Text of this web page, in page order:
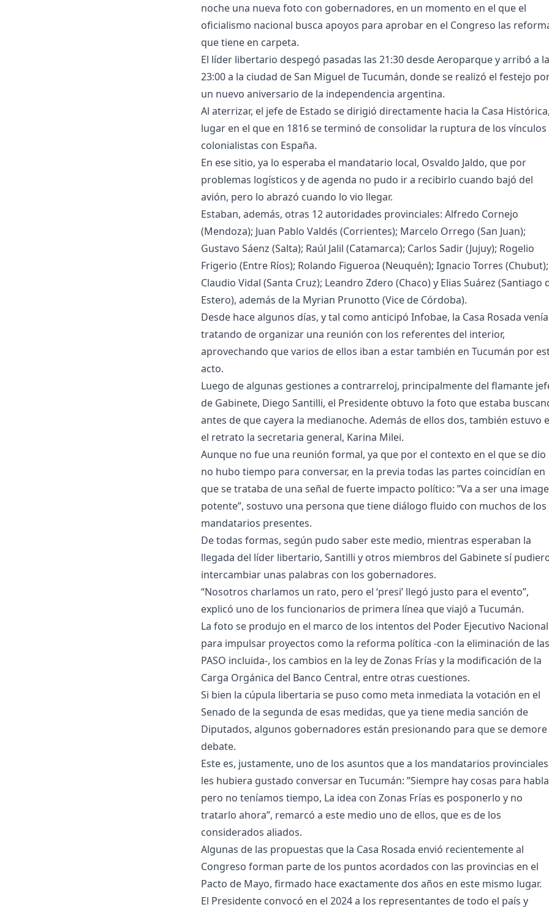
noche una nueva foto con gobernadores, en un momento en el que el
oficialismo nacional busca apoyos para aprobar en el Congreso las
que tiene en carpeta.
El líder libertario despegó pasadas las 21:30 desde Aeroparque y arribó a
23:00 a la ciudad de San Miguel de Tucumán, donde se realizó el festejo
un nuevo aniversario de la independencia argentina.
Al aterrizar, el jefe de Estado se dirigió directamente hacia la Casa Histórica,
lugar en el que en 1816 se terminó de consolidar la ruptura de los vínculos
colonialistas con España.
En ese sitio, ya lo esperaba el mandatario local, Osvaldo Jaldo, que por
problemas logísticos y de agenda no pudo ir a recibirlo cuando bajó del
avión, pero lo abrazó cuando lo vio llegar.
Estaban, además, otras 12 autoridades provinciales: Alfredo Cornejo
(Mendoza); Juan Pablo Valdés (Corrientes); Marcelo Orrego (San Juan);
Gustavo Sáenz (Salta); Raúl Jalil (Catamarca); Carlos Sadir (Jujuy); Rogelio
Frigerio (Entre Ríos); Rolando Figueroa (Neuquén); Ignacio Torres (Chubut);
Claudio Vidal (Santa Cruz); Leandro Zdero (Chaco) y Elias Suárez (Santiago
Estero), además de la Myrian Prunotto (Vice de Córdoba).
Desde hace algunos días, y tal como anticipó Infobae, la Casa Rosada venía
tratando de organizar una reunión con los referentes del interior,
aprovechando que varios de ellos iban a estar también en Tucumán por
acto.
Luego de algunas gestiones a contrarreloj, principalmente del flamante
de Gabinete, Diego Santilli, el Presidente obtuvo la foto que estaba
antes de que cayera la medianoche. Además de ellos dos, también estuvo
el retrato la secretaria general, Karina Milei.
Aunque no fue una reunión formal, ya que por el contexto en el que se dio
no hubo tiempo para conversar, en la previa todas las partes coincidían en
que se trataba de una señal de fuerte impacto político: ”Va a ser una
potente”, sostuvo una persona que tiene diálogo fluido con muchos de los
mandatarios presentes.
De todas formas, según pudo saber este medio, mientras esperaban la
llegada del líder libertario, Santilli y otros miembros del Gabinete sí
intercambiar unas palabras con los gobernadores.
“Nosotros charlamos un rato, pero el ‘presi’ llegó justo para el evento”,
explicó uno de los funcionarios de primera línea que viajó a Tucumán.
La foto se produjo en el marco de los intentos del Poder Ejecutivo Nacional
para impulsar proyectos como la reforma política -con la eliminación de las
PASO incluida-, los cambios en la ley de Zonas Frías y la modificación de la
Carga Orgánica del Banco Central, entre otras cuestiones.
Si bien la cúpula libertaria se puso como meta inmediata la votación en el
Senado de la segunda de esas medidas, que ya tiene media sanción de
Diputados, algunos gobernadores están presionando para que se demore
debate.
Este es, justamente, uno de los asuntos que a los mandatarios provinciales
les hubiera gustado conversar en Tucumán: ”Siempre hay cosas para
pero no teníamos tiempo, La idea con Zonas Frías es posponerlo y no
tratarlo ahora”, remarcó a este medio uno de ellos, que es de los
considerados aliados.
Algunas de las propuestas que la Casa Rosada envió recientemente al
Congreso forman parte de los puntos acordados con las provincias en el
Pacto de Mayo, firmado hace exactamente dos años en este mismo lugar.
El Presidente convocó en el 2024 a los representantes de todo el país y